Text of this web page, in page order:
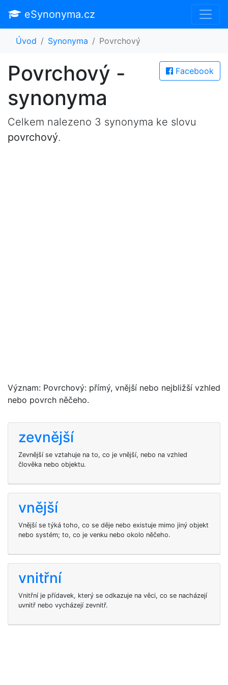
eSynonyma.cz
Úvod Synonyma Povrchový
Facebook
Povrchový -
synonyma
Celkem nalezeno 3 synonyma ke slovu
povrchový.
Význam: Povrchový: přímý, vnější nebo nejbližší vzhled
nebo povrch něčeho.
zevnější
Zevnější se vztahuje na to, co je vnější, nebo na vzhled
člověka nebo objektu.
vnější
Vnější se týká toho, co se děje nebo existuje mimo jiný objekt
nebo systém; to, co je venku nebo okolo něčeho.
vnitřní
Vnitřní je přídavek, který se odkazuje na věci, co se nacházejí
uvnitř nebo vycházejí zevnitř.